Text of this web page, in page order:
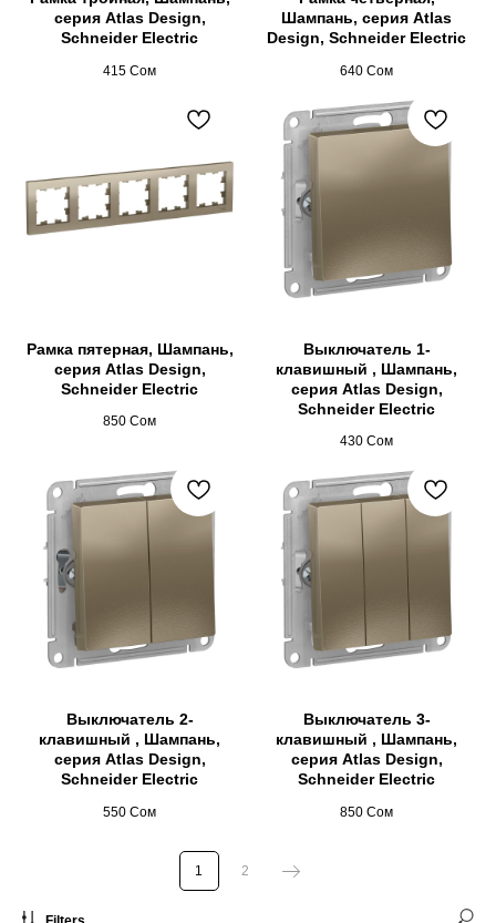
серия Atlas Design,
Schneider Electric
415 Сом
Шампань, серия Atlas
Design, Schneider Electric
640 Сом
Рамка пятерная, Шампань,
серия Atlas Design,
Schneider Electric
850 Сом
Выключатель 1-
клавишный , Шампань,
серия Atlas Design,
Schneider Electric
430 Сом
Выключатель 2-
клавишный , Шампань,
серия Atlas Design,
Schneider Electric
550 Сом
Выключатель 3-
клавишный , Шампань,
серия Atlas Design,
Schneider Electric
850 Сом
1 2